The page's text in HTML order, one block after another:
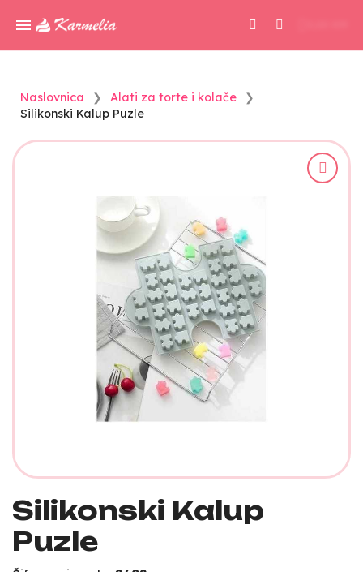
Naslovnica
Alati za torte i kolače
Silikonski Kalup Puzle
Silikonski Kalup
Puzle